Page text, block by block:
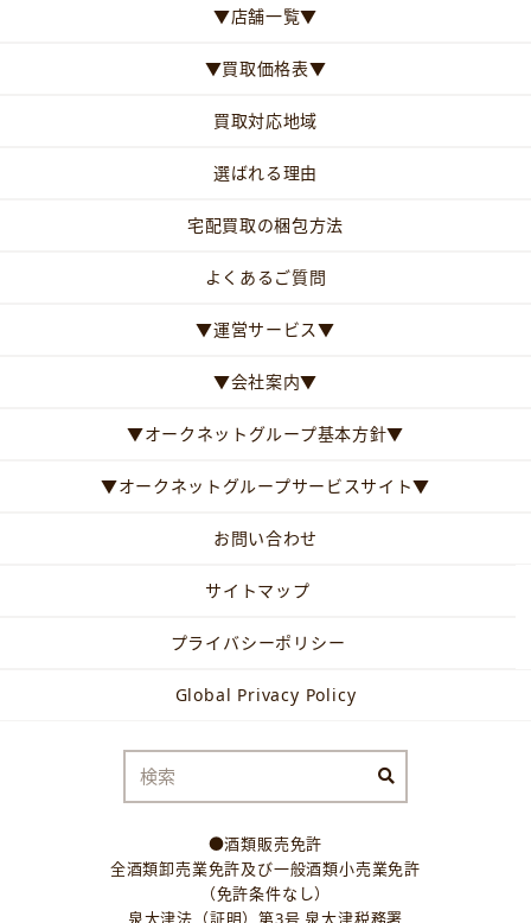
▼店舗一覧▼
▼買取価格表▼
買取対応地域
選ばれる理由
宅配買取の梱包方法
よくあるご質問
▼運営サービス▼
▼会社案内▼
▼オークネットグループ基本方針▼
▼オークネットグループサービスサイト▼
お問い合わせ
サイトマップ
プライバシーポリシー
Global Privacy Policy
●酒類販売免許
全酒類卸売業免許及び一般酒類小売業免許
（免許条件なし）
泉大津法（証明）第3号 泉大津税務署